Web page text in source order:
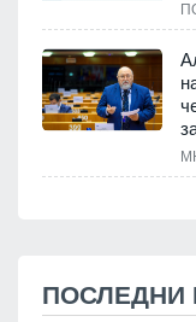
ПОСЛЕДНИ